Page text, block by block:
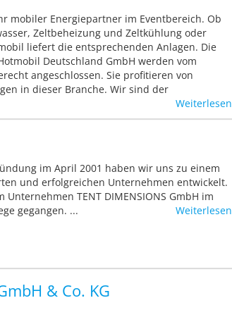
mobiler Energiepartner im Eventbereich. Ob
Zeltbeheizung und Zeltkühlung oder
liefert die entsprechenden Anlagen. Die
Deutschland GmbH werden vom
angeschlossen. Sie profitieren von
in dieser Branche. Wir sind der
Weiterlesen
im April 2001 haben wir uns zu einem
und erfolgreichen Unternehmen entwickelt.
TENT DIMENSIONS GmbH im
gegangen. ...
Weiterlesen
& Co. KG